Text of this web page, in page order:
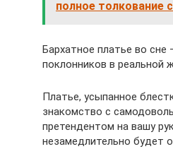
полное толкование
Бархатное платье во сне
поклонников в реальной
Платье, усыпанное
знакомство с
претендентом на вашу
незамедлительно будет